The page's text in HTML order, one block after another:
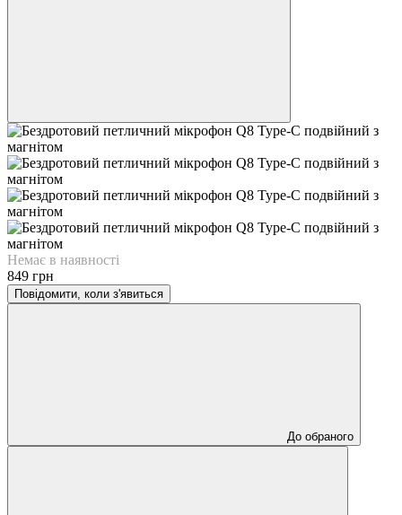
Немає в наявності
849 грн
Повідомити, коли з'явиться
До обраного